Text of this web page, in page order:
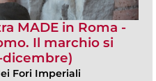
MADE in Roma -
Il marchio si
Fori Imperiali